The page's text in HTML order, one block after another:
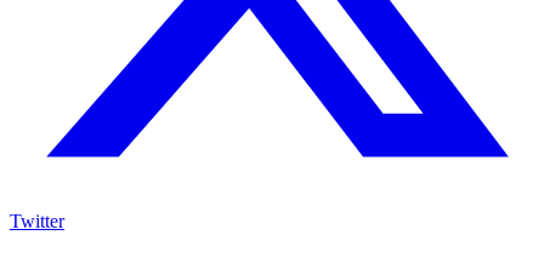
Twitter